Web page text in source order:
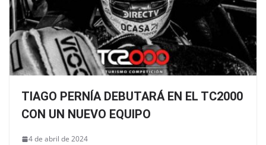
TIAGO PERNÍA DEBUTARÁ EN EL TC2000
CON UN NUEVO EQUIPO
4 de abril de 2024